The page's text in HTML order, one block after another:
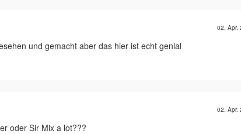
02. Apr.
und gemacht aber das hier ist echt genial
02. Apr.
oder Sir Mix a lot???